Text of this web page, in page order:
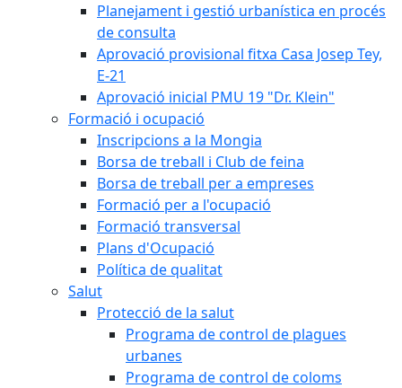
Planejament i gestió urbanística en procés
de consulta
Aprovació provisional fitxa Casa Josep Tey,
E-21
Aprovació inicial PMU 19 "Dr. Klein"
Formació i ocupació
Inscripcions a la Mongia
Borsa de treball i Club de feina
Borsa de treball per a empreses
Formació per a l'ocupació
Formació transversal
Plans d'Ocupació
Política de qualitat
Salut
Protecció de la salut
Programa de control de plagues
urbanes
Programa de control de coloms